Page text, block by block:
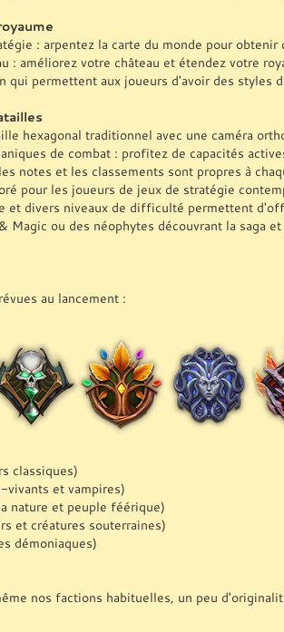
: arpentez la carte du monde pour
: améliorez votre château et étendez votre
qui permettent aux joueurs d'avoir des styles
hexagonal traditionnel avec une caméra
de combat : profitez de capacités
notes et les classements sont propres à
pour les joueurs de jeux de stratégie
et divers niveaux de difficulté permettent
Magic ou des néophytes découvrant la saga
au lancement :
classiques)
et vampires)
nature et peuple féérique)
et créatures souterraines)
démoniaques)
nos factions habituelles, un peu